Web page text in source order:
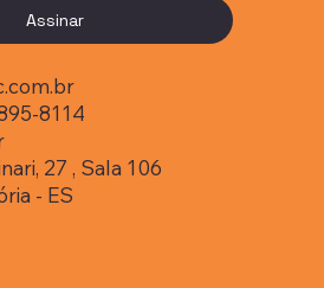
Assinar
8114
27 , Sala 106
- ES